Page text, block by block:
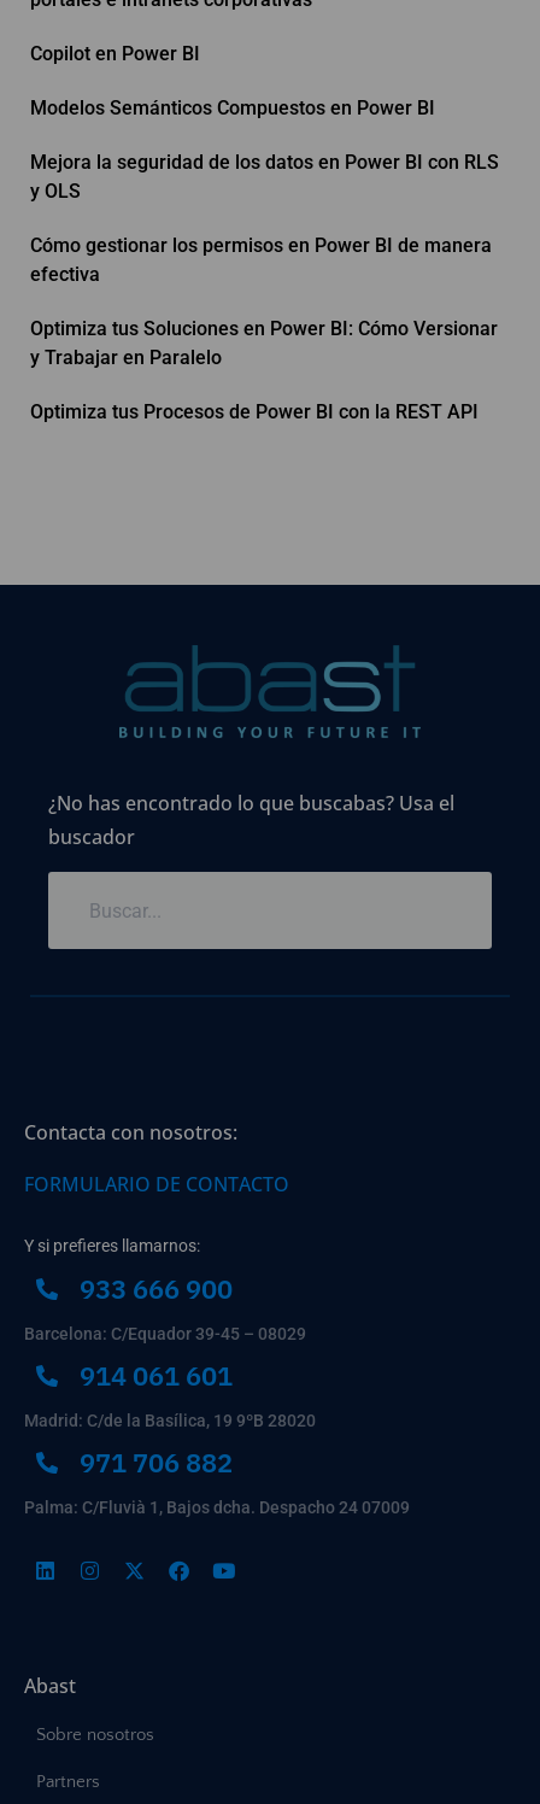
Copilot en Power BI
Modelos Semánticos Compuestos en Power BI
Mejora la seguridad de los datos en Power BI con RLS
y OLS
Cómo gestionar los permisos en Power BI de manera
efectiva
Optimiza tus Soluciones en Power BI: Cómo Versionar
y Trabajar en Paralelo
Optimiza tus Procesos de Power BI con la REST API
¿No has encontrado lo que buscabas? Usa el
buscador
Contacta con nosotros:
FORMULARIO DE CONTACTO
Y si prefieres llamarnos:
933 666 900
Barcelona: C/Equador 39-45 – 08029
914 061 601
Madrid: C/de la Basílica, 19 9ºB 28020
971 706 882
Palma: C/Fluvià 1, Bajos dcha. Despacho 24 07009
Abast
Sobre nosotros
Partners